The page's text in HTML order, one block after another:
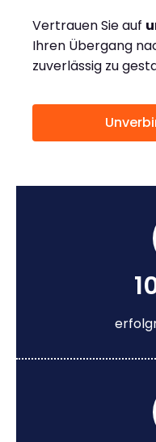
Vertrauen Sie auf
Ihren Übergang
zuverlässig zu